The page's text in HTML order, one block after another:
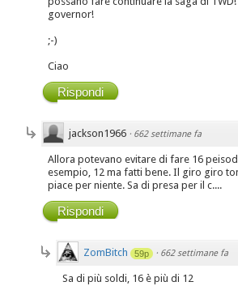
governor!
;-)
Ciao
Rispondi
jackson1966 · 662 settimane fa
Allora potevano evitare di fare 16
esempio, 12 ma fatti bene. Il giro giro
piace per niente. Sa di presa per il c....
Rispondi
ZomBitch 59p · 662 settimane fa
Sa di più soldi, 16 è più di 12